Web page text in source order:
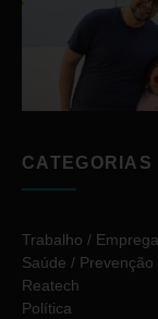
CATEGORIAS
Trabalho /
Saúde / Prevenção
Reatech
Política